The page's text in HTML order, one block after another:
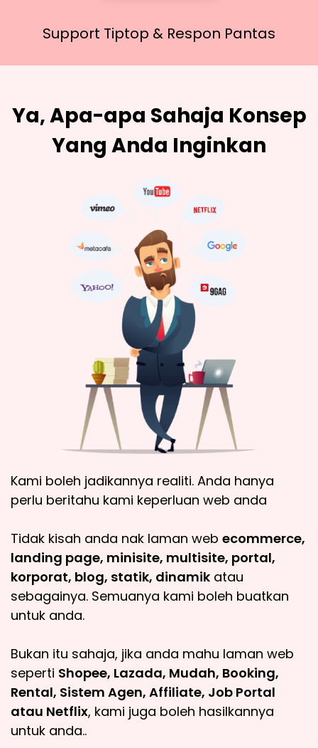
Support Tiptop & Respon Pantas
Ya, Apa-apa Sahaja Konsep
Yang Anda Inginkan
Kami boleh jadikannya realiti. Anda hanya
perlu beritahu kami keperluan web anda
Tidak kisah anda nak laman web ecommerce,
landing page, minisite, multisite, portal,
korporat, blog, statik, dinamik atau
sebagainya. Semuanya kami boleh buatkan
untuk anda.
Bukan itu sahaja, jika anda mahu laman web
seperti Shopee, Lazada, Mudah, Booking,
Rental, Sistem Agen, Affiliate, Job Portal
atau Netflix, kami juga boleh hasilkannya
untuk anda..